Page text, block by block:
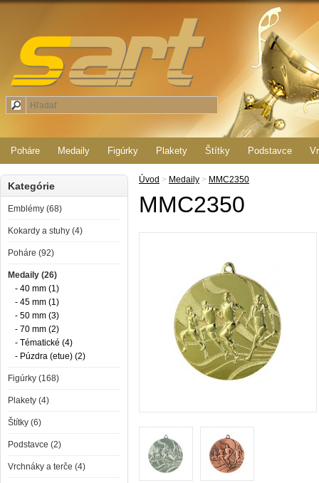
Poháre Medaily Figúrky Plakety Štítky Podstavce
Kategórie
Emblémy (68)
Kokardy a stuhy (4)
Poháre (92)
Medaily (26)
- 40 mm (1)
- 45 mm (1)
- 50 mm (3)
- 70 mm (2)
- Tématické (4)
- Púzdra (etue) (2)
Figúrky (168)
Plakety (4)
Štítky (6)
Podstavce (2)
Vrchnáky a terče (4)
Úvod > Medaily > MMC2350
MMC2350